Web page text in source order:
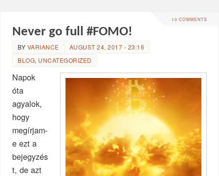
10 COMMENTS
Never go full #FOMO!
BY VARIANCE
AUGUST 24, 2017 - 23:16
BLOG, UNCATEGORIZED
Napok
óta
agyalok,
hogy
megírjam-
e ezt a
bejegyzés
t, de azt